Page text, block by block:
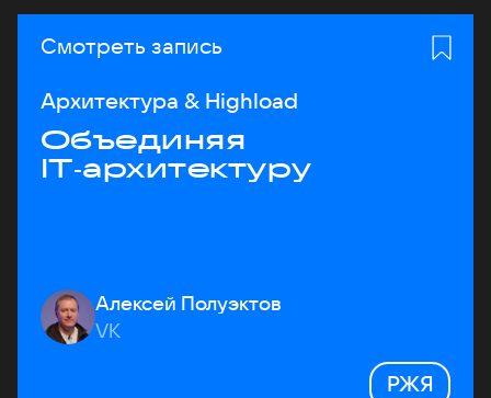
Смотреть запись
Архитектура & Highload
Объединяя
IT‑архитектуру
Алексей Полуэктов
VK
РЖЯ